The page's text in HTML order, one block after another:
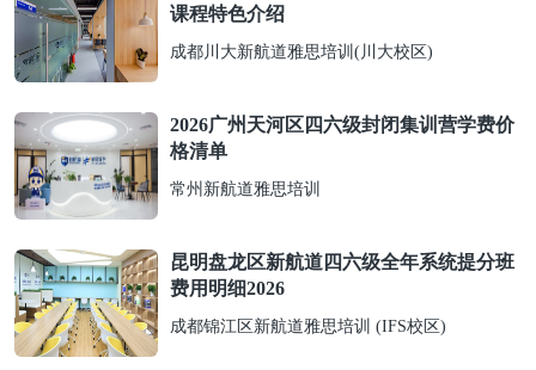
课程特色介绍
成都川大新航道雅思培训(川大校区)
2026广州天河区四六级封闭集训营学费价
格清单
常州新航道雅思培训
昆明盘龙区新航道四六级全年系统提分班
费用明细2026
成都锦江区新航道雅思培训 (IFS校区)